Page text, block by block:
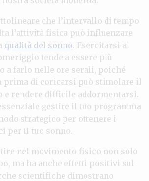
che l’intervallo di tempo
l’attività fisica può influenzare
qualità del sonno. Esercitarsi al
tende a essere più
a farlo nelle ore serali, poiché
prima di coricarsi può stimolare il
e rendere difficile addormentarsi.
gestire il tuo programma
strategico per ottenere i
per il tuo sonno.
nel movimento fisico non solo
ma ha anche effetti positivi sul
scientifiche dimostrano